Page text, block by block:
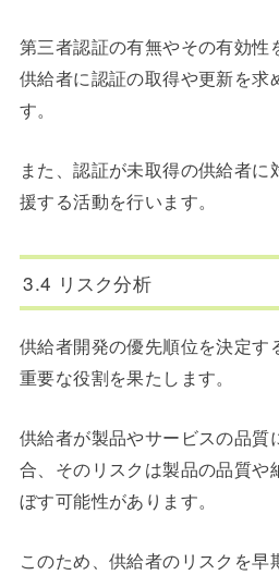
第三者認証の有無やその有効性
供給者に認証の取得や更新を求
す。
また、認証が未取得の供給者
援する活動を行います。
3.4 リスク分析
供給者開発の優先順位を決定す
重要な役割を果たします。
供給者が製品やサービスの品質
合、そのリスクは製品の品質や
ぼす可能性があります。
このため、供給者のリスクを